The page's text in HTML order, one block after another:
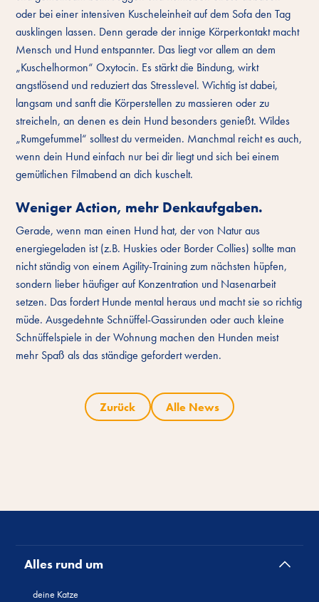
oder bei einer intensiven Kuscheleinheit auf dem Sofa den Tag
ausklingen lassen. Denn gerade der innige Körperkontakt macht
Mensch und Hund entspannter. Das liegt vor allem an dem
„Kuschelhormon“ Oxytocin. Es stärkt die Bindung, wirkt
angstlösend und reduziert das Stresslevel. Wichtig ist dabei,
langsam und sanft die Körperstellen zu massieren oder zu
streicheln, an denen es dein Hund besonders genießt. Wildes
„Rumgefummel“ solltest du vermeiden. Manchmal reicht es auch,
wenn dein Hund einfach nur bei dir liegt und sich bei einem
gemütlichen Filmabend an dich kuschelt.
Weniger Action, mehr Denkaufgaben.
Gerade, wenn man einen Hund hat, der von Natur aus
energiegeladen ist (z.B. Huskies oder Border Collies) sollte man
nicht ständig von einem Agility-Training zum nächsten hüpfen,
sondern lieber häufiger auf Konzentration und Nasenarbeit
setzen. Das fordert Hunde mental heraus und macht sie so richtig
müde. Ausgedehnte Schnüffel-Gassirunden oder auch kleine
Schnüffelspiele in der Wohnung machen den Hunden meist
mehr Spaß als das ständige gefordert werden.
Zurück Alle News
Alles rund um
deine Katze